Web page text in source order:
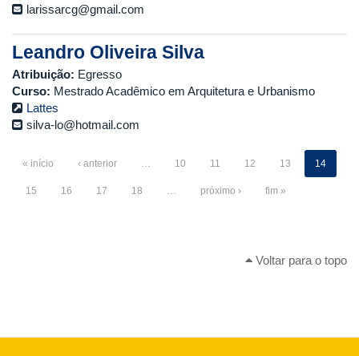
larissarcg@gmail.com
Leandro Oliveira Silva
Atribuição: Egresso
Curso: Mestrado Acadêmico em Arquitetura e Urbanismo
Lattes
silva-lo@hotmail.com
« início ‹ anterior … 10 11 12 13 14
15 16 17 18 … próximo › fim »
Voltar para o topo